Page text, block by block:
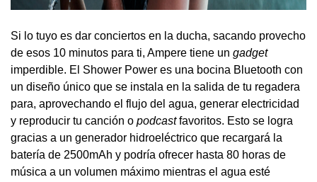
Si lo tuyo es dar conciertos en la ducha, sacando provecho
de esos 10 minutos para ti, Ampere tiene un gadget
imperdible. El Shower Power es una bocina Bluetooth con
un diseño único que se instala en la salida de tu regadera
para, aprovechando el flujo del agua, generar electricidad
y reproducir tu canción o podcastfavoritos. Esto se logra
gracias a un generador hidroeléctrico que recargará la
batería de 2500mAh y podría ofrecer hasta 80 horas de
música a un volumen máximo mientras el agua esté